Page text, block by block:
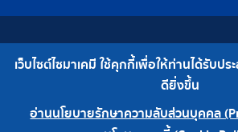
สงวนลิขสิทธิ์ © 2562 บริษัท ไซมาเ
เบอร์โทร : 0-2308-2102 | โทรสาร : 0-
เว็บไซต์ไซมาเคมี ใช้คุกกี้เพื่อให้ท่านได้รับป
ดียิ่งขึ้น
อ่านนโยบายรักษาความลับส่วนบุคคล
สำนักงานใหญ่ 0-2308-2102
โรงงาน 0-2324-0515-6